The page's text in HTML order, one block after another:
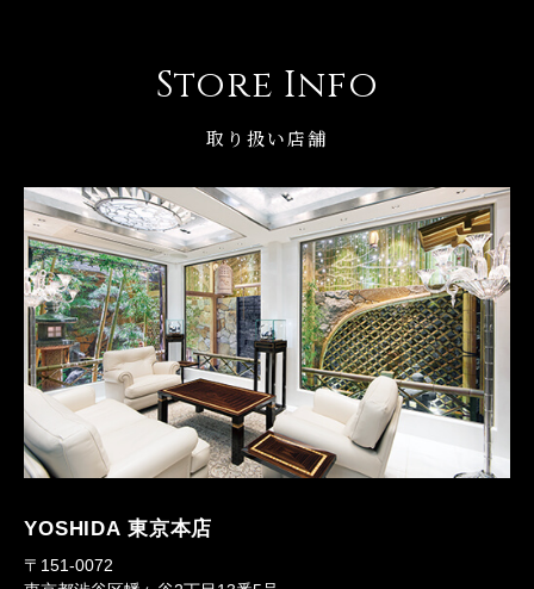
Store Info
取り扱い店舗
YOSHIDA 東京本店
〒151-0072